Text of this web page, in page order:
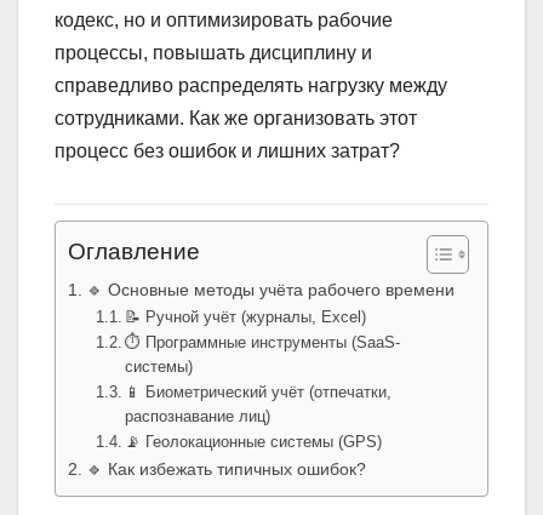
кодекс, но и оптимизировать рабочие
процессы, повышать дисциплину и
справедливо распределять нагрузку между
сотрудниками. Как же организовать этот
процесс без ошибок и лишних затрат?
Оглавление
🔹 Основные методы учёта рабочего времени
📝 Ручной учёт (журналы, Excel)
⏱️ Программные инструменты (SaaS-
системы)
📱 Биометрический учёт (отпечатки,
распознавание лиц)
📡 Геолокационные системы (GPS)
🔹 Как избежать типичных ошибок?